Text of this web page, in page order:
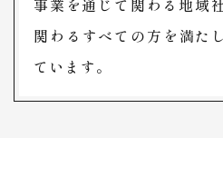
関わるすべての方を満た
ています。